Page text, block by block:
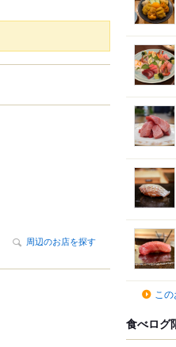
周辺のお店を探す
こ
食べログ